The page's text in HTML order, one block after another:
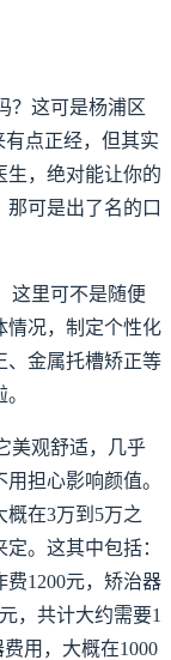
？这可是杨浦区
点正经，但其实
生，绝对能让你的
那可是出了名的口
这里可不是随便
情况，制定个性化
、金属托槽矫正等
美观舒适，几乎
担心影响颜值。
在3万到5万之
。这其中包括：
费1200元，矫治器
，共计大约需要1
用，大概在1000